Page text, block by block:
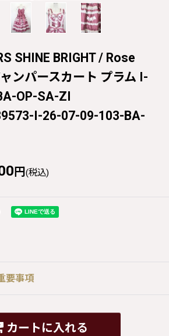
SHINE BRIGHT / Rose
ンパースカート プラム I-
OP-SA-ZI
I-26-07-09-103-BA-
円 (税込)
要事項
カートに入れる